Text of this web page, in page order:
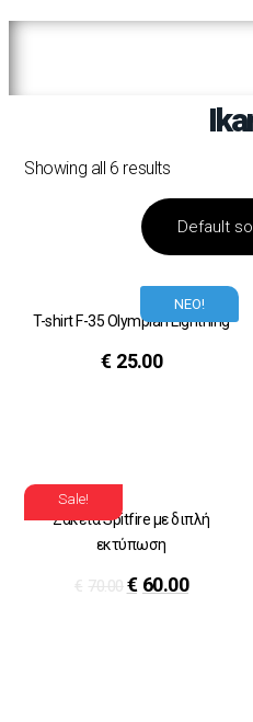
Showing all 6 results
ΝΕΟ!
T-shirt F-35 Olympian Lightning
€ 25.00
Sale!
Ζακέτα Spitfire με διπλή
εκτύπωση
€ 70.00€60.00